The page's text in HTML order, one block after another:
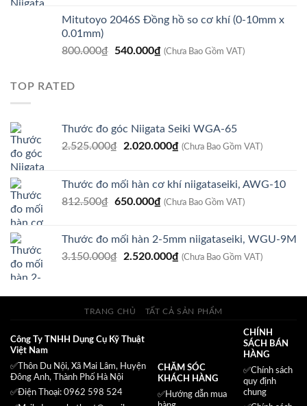
175.000₫.là:
Mitutoyo 2046S Đồng hồ so cơ khí (0-10mm x
0.01mm)
800.000₫
Giá
540.000₫Giá
(Chưa Bao Gồm VAT)
TOP RATED
Thước đo góc Niigata Seiki WGA-65
2.525.000₫
Giá
2.525.000₫.
2.020.000₫Giá
là:
2.020.000₫.
(Chưa Bao Gồm VAT)
Thước đo mối hàn cơ khí niigataseiki, AWG-10
812.500₫ Giá
812.500₫.
650.000₫Giá
là:
650.000₫.
(Chưa Bao Gồm VAT)
Thước đo mối hàn 2-5mm niigataseiki, WGU-9M
3.150.000₫
Giá
3.150.000₫.
2.520.000₫Giá
là:
2.520.000₫.
(Chưa Bao Gồm VAT)
TRANG CHỦ TẤT CẢ SẢN PHẨM
Công Ty TNHH Dụng Cụ Kỹ Thuật
Việt Nam
✅Thôn Du Nội, Xã Mai Lâm, Huyện
Đông Anh, Thành Phố Hà Nội
✅Điện Thoại: 0962 598 524
CHĂM SÓC
KHÁCH HÀNG
✅Hướng dẫn mua
CHÍNH
SÁCH BÁN
HÀNG
✅Chính sách
quy định
chung